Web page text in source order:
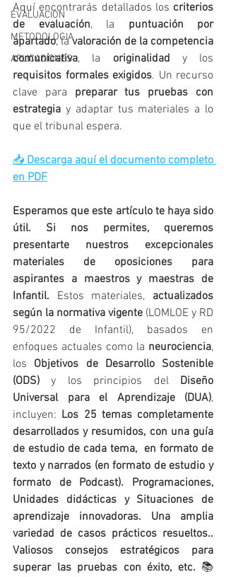
EVALUACIÓN
METODOLOGIA
APLICACIONES
Aquí encontrarás detallados los criterios
de evaluación, la puntuación por
apartado, la valoración de la competencia
comunicativa, la originalidad
requisitos formales exigidos. Un recurso
clave para preparar tus pruebas con
estrategia y adaptar tus materiales a lo
que el tribunal espera.
📥 Descarga aquí el documento completo
en PDF
Esperamos que este artículo te haya sido
útil. Si nos permites, queremos
presentarte nuestros excepcionales
materiales de oposiciones para
aspirantes a maestros y maestras de
Infantil. Estos materiales, actualizados
según la normativa vigente (LOMLOE y RD
95/2022 de Infantil), basados en
enfoques actuales como la neurociencia,
los Objetivos de Desarrollo Sostenible
(ODS) y los principios del Diseño
Universal para el Aprendizaje (DUA),
incluyen: Los 25 temas completamente
desarrollados y resumidos, con una guía
de estudio de cada tema,  en formato de
texto y narrados (en formato de estudio y
formato de Podcast). Programaciones,
Unidades didácticas y Situaciones de
aprendizaje innovadoras. Una amplia
variedad de casos prácticos resueltos..
Valiosos consejos estratégicos para
superar las pruebas con éxito, etc. 📚